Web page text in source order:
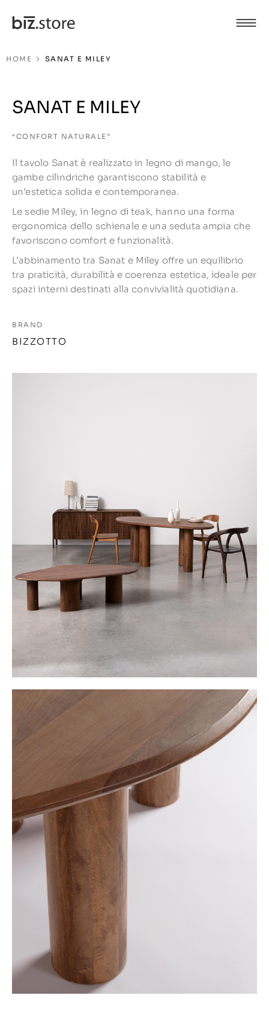
HOME SANAT E MILEY
SANAT E MILEY
“CONFORT NATURALE”
Il tavolo Sanat è realizzato in legno di mango, le
gambe cilindriche garantiscono stabilità e
un’estetica solida e contemporanea.
Le sedie Miley, in legno di teak, hanno una forma
ergonomica dello schienale e una seduta ampia che
favoriscono comfort e funzionalità.
L’abbinamento tra Sanat e Miley offre un equilibrio
tra praticità, durabilità e coerenza estetica, ideale per
spazi interni destinati alla convivialità quotidiana.
BRAND
BIZZOTTO